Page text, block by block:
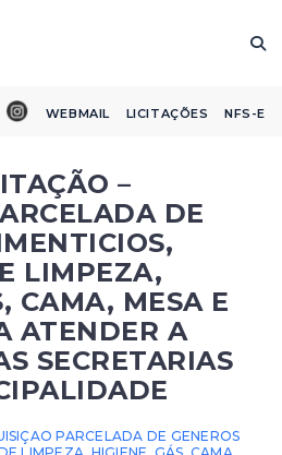
WEBMAIL LICITAÇÕES NFS-E
–
DE
LIMPEZA,
CAMA, MESA E
ATENDER A
SECRETARIAS
PARCELADA DE GENEROS